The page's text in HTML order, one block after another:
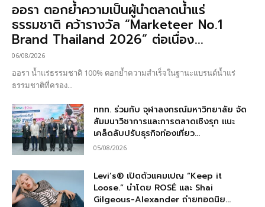
ออรา ตอกย้ำความเป็นผู้นำตลาดน้ำแร่
ธรรมชาติ คว้ารางวัล “Marketeer No.1
Brand Thailand 2026” ต่อเนื่อง...
06/08/2026
ออรา น้ำแร่ธรรมชาติ 100% ตอกย้ำความสำเร็จในฐานะแบรนด์น้ำแร่
ธรรมชาติที่ครอง...
ททท. ร่วมกับ จุฬาลงกรณ์มหาวิทยาลัย จัด
สัมมนาวิชาการและการตลาดเชิงรุก แนะ
เคล็ดลับปรับธุรกิจท่องเที่ยว...
05/08/2026
Levi’s® เปิดตัวแคมเปญ “Keep it
Loose.” นำโดย ROSÉ และ Shai
Gilgeous-Alexander ถ่ายทอดนิย...